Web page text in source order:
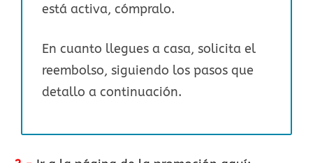
está activa, cómpralo.
En cuanto llegues a casa, solicita el
reembolso, siguiendo los pasos que
detallo a continuación.